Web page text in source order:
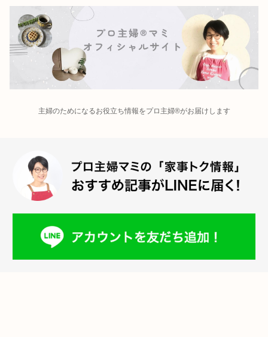
主婦のためになるお役立ち情報をプロ主婦®がお届けします